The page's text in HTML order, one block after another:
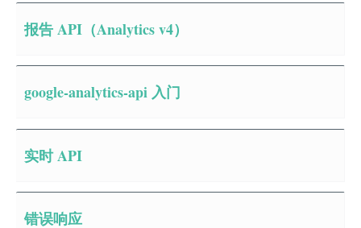
报告 API（Analytics v4）
google-analytics-api 入门
实时 API
错误响应